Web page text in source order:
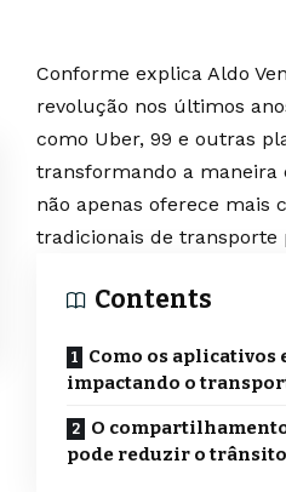
Conforme explica Aldo
revolução nos últimos
como Uber, 99 e outras
transformando a maneira
não apenas oferece mais
tradicionais de
Contents
Como os aplicativos
impactando o
O
pode reduzir o